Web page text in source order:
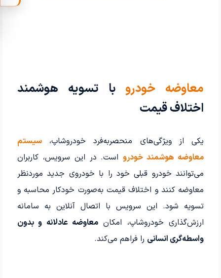
معاوضه خودروبا تسویه هوشمند
اختلاف قیمت
یکی از ویژگی‌های منحصربه‌فرد خودروشاپ،سیستم
معاوضه هوشمند خودرواست. در این سرویس، کاربران
می‌توانند خودرو قبلی خود را با خودروی جدید موردنظر
معاوضه کنند و اختلاف قیمت به‌صورت خودکار محاسبه و
تسویه شود. این سرویس با اتصال آنلاین به سامانه
ارزش‌گذاری خودروشاپ، امکان معاوضه عادلانه و بدون
واسطه‌گری انسانی را فراهم می‌کند.